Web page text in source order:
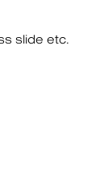
slide etc.